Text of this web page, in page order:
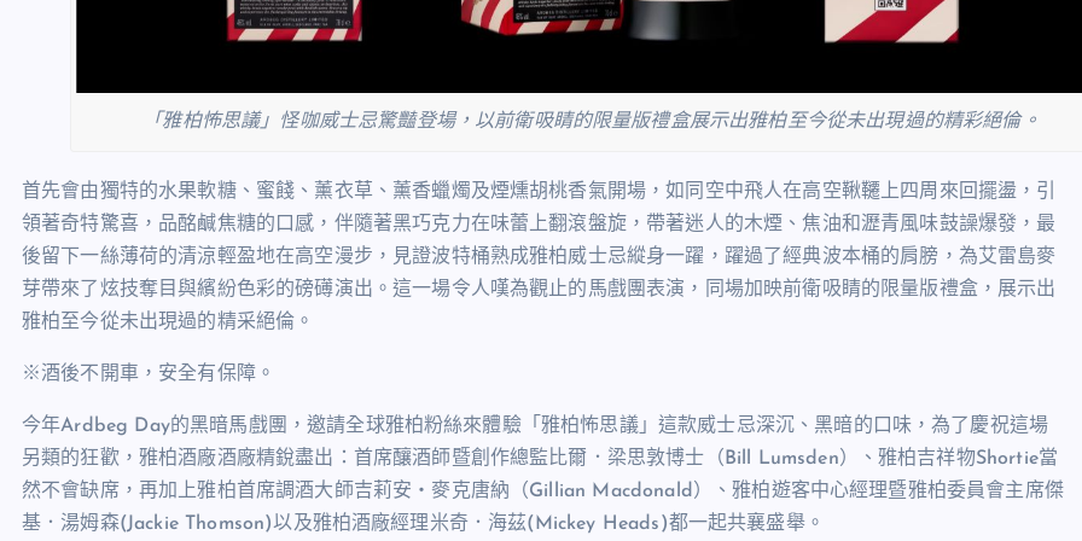
「雅柏怖思議」怪咖威士忌驚豔登場，以前衛吸睛的限量版禮盒展示出雅柏至今從未出現過的精彩絕倫。
首先會由獨特的水果軟糖、蜜餞、薰衣草、薰香蠟燭及煙燻胡桃香氣開場，如同空中飛人在高空鞦韆上四周來回擺盪，引
領著奇特驚喜，品酩鹹焦糖的口感，伴隨著黑巧克力在味蕾上翻滾盤旋，帶著迷人的木煙、焦油和瀝青風味鼓譟爆發，最
後留下一絲薄荷的清涼輕盈地在高空漫步，見證波特桶熟成雅柏威士忌縱身一躍，躍過了經典波本桶的肩膀，為艾雷島麥
芽帶來了炫技奪目與繽紛色彩的磅礡演出。這一場令人嘆為觀止的馬戲團表演，同場加映前衛吸睛的限量版禮盒，展示出
雅柏至今從未出現過的精采絕倫。
※酒後不開車，安全有保障。
今年Ardbeg Day的黑暗馬戲團，邀請全球雅柏粉絲來體驗「雅柏怖思議」這款威士忌深沉、黑暗的口味，為了慶祝這場
另類的狂歡，雅柏酒廠酒廠精銳盡出：首席釀酒師暨創作總監比爾．梁思敦博士（Bill Lumsden）、雅柏吉祥物Shortie當
然不會缺席，再加上雅柏首席調酒大師吉莉安・麥克唐納（Gillian Macdonald）、雅柏遊客中心經理暨雅柏委員會主席傑
基．湯姆森(Jackie Thomson)以及雅柏酒廠經理米奇．海茲(Mickey Heads)都一起共襄盛舉。